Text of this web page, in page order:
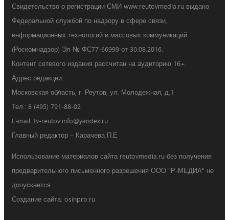
Свидетельство о регистрации СМИ www.reutovmedia.ru выдано
Федеральной службой по надзору в сфере связи,
информационных технологий и массовых коммуникаций
(Роскомнадзор) Эл № ФС77-66999 от 30.08.2016.
Контент сетевого издания рассчитан на аудиторию 16+.
Адрес редакции:
Московская область, г. Реутов, ул. Молодежная, д.1
Тел.: 8 (495) 791-88-02
E-mail: tv-reutov.info@yandex.ru
Главный редактор – Карачева П.Е
Использование материалов сайта reutovmedia.ru без получения
предварительного письменного разрешения ООО "Р-МЕДИА" не
допускается.
Создание сайта: osinpro.ru